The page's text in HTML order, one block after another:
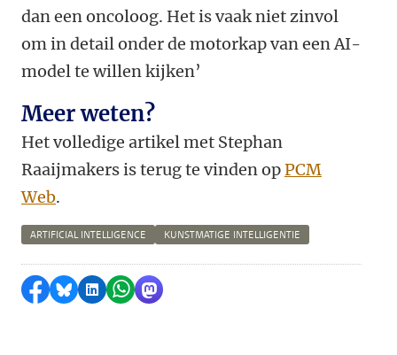
dan een oncoloog. Het is vaak niet zinvol
om in detail onder de motorkap van een AI-
model te willen kijken’
Meer weten?
Het volledige artikel met Stephan
Raaijmakers is terug te vinden opPCM
Web.
ARTIFICIAL INTELLIGENCE KUNSTMATIGE INTELLIGENTIE
Delen op Facebook
Delen via Bluesky
Delen op LinkedIn
Delen via WhatsApp
Delen via Mastodon